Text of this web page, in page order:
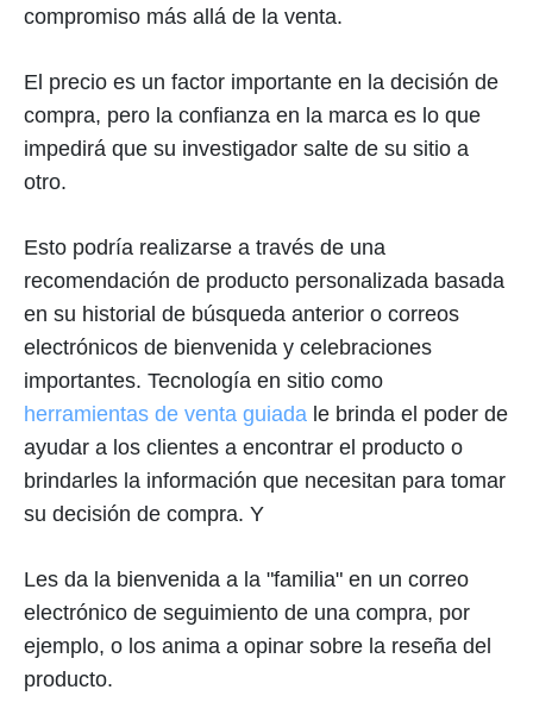
compromiso más allá de la venta.
El precio es un factor importante en la decisión de
compra, pero la confianza en la marca es lo que
impedirá que su investigador salte de su sitio a
otro.
Esto podría realizarse a través de una
recomendación de producto personalizada basada
en su historial de búsqueda anterior o correos
electrónicos de bienvenida y celebraciones
importantes. Tecnología en sitio como
herramientas de venta guiada le brinda el poder de
ayudar a los clientes a encontrar el producto o
brindarles la información que necesitan para tomar
su decisión de compra. Y
Les da la bienvenida a la "familia" en un correo
electrónico de seguimiento de una compra, por
ejemplo, o los anima a opinar sobre la reseña del
producto.